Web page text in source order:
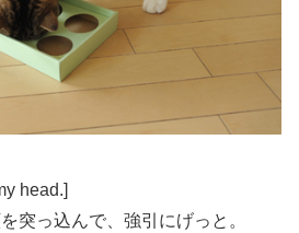
head.]
突っ込んで、強引にげっと。